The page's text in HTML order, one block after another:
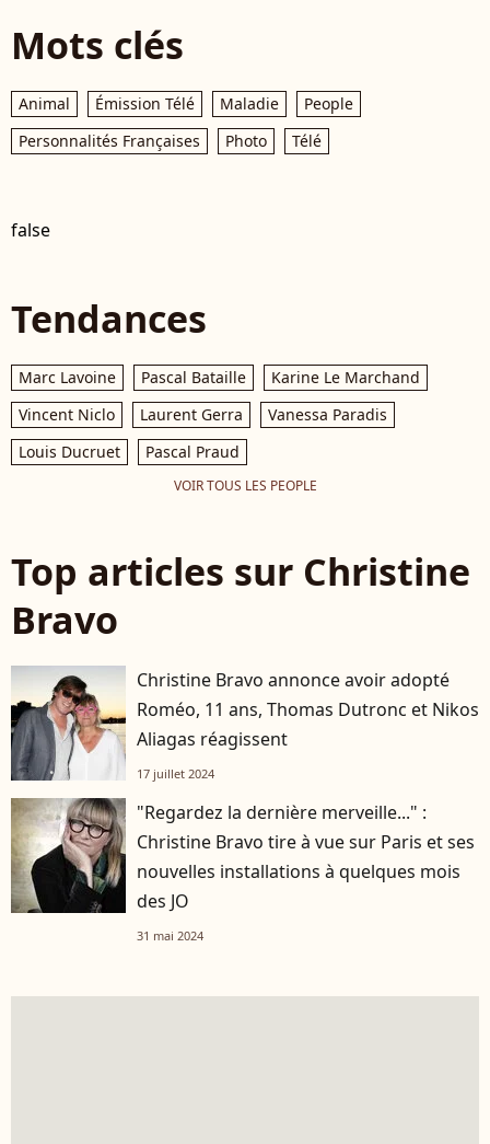
Mots clés
Animal Émission Télé Maladie
People
Personnalités Françaises
Photo Télé
false
Tendances
Marc Lavoine Pascal Bataille
Karine Le Marchand
Vincent Niclo
Laurent Gerra
Vanessa Paradis
Louis Ducruet
Pascal Praud
VOIR TOUS LES PEOPLE
Top articles sur Christine
Bravo
Christine Bravo annonce avoir adopté
Roméo, 11 ans, Thomas Dutronc et Nikos
Aliagas réagissent
17 juillet 2024
"Regardez la dernière merveille..." :
Christine Bravo tire à vue sur Paris et ses
nouvelles installations à quelques mois
des JO
31 mai 2024